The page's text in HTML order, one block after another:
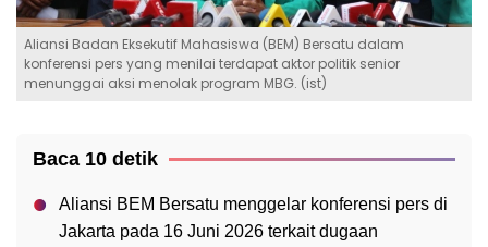
Aliansi Badan Eksekutif Mahasiswa (BEM) Bersatu dalam
konferensi pers yang menilai terdapat aktor politik senior
menunggai aksi menolak program MBG. (ist)
Baca 10 detik
Aliansi BEM Bersatu menggelar konferensi pers di
Jakarta pada 16 Juni 2026 terkait dugaan